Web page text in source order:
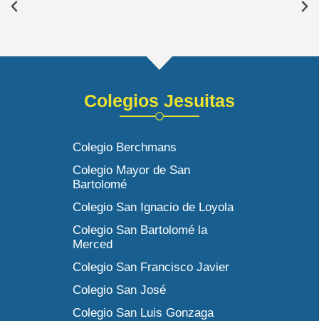
Colegios Jesuitas
Colegio Berchmans
Colegio Mayor de San
Bartolomé
Colegio San Ignacio de Loyola
Colegio San Bartolomé la
Merced
Colegio San Francisco Javier
Colegio San José
Colegio San Luis Gonzaga